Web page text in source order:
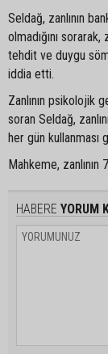
Seldağ, zanlının
olmadığını
tehdit ve duygu
iddia etti.
Zanlının psikolojik
soran Seldağ,
her gün kullanması
Mahkeme,
HABERE YORUM